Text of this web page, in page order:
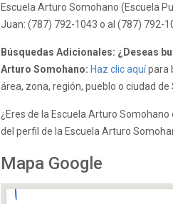
Escuela Arturo Somohano (Escuela
Juan: (787) 792-1043 o al (787) 792-
Búsquedas Adicionales: ¿Deseas
Arturo Somohano: Haz clic aquípara
área, zona, región, pueblo o ciudad de
¿Eres de la Escuela Arturo
del perfil de la Escuela Arturo
Mapa Google